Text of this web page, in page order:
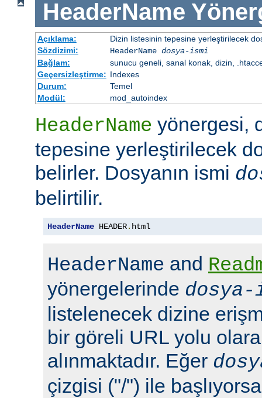
HeaderName
Açıklama:
Dizin listesinin tepesine yerleştirilecek
Sözdizimi:
HeaderName dosya-ismi
Bağlam:
sunucu geneli, sanal konak, dizin,
Geçersizleştirme: Indexes
Durum:
Temel
Modül:
mod_autoindex
HeaderName yönergesi,
tepesine yerleştirilecek
belirler. Dosyanın ismi
belirtilir.
HeaderName HEADER. html
HeaderName and
yönergelerinde
listelenecek dizine
bir göreli URL yolu
alınmaktadır. Eğer
çizgisi ("/") ile